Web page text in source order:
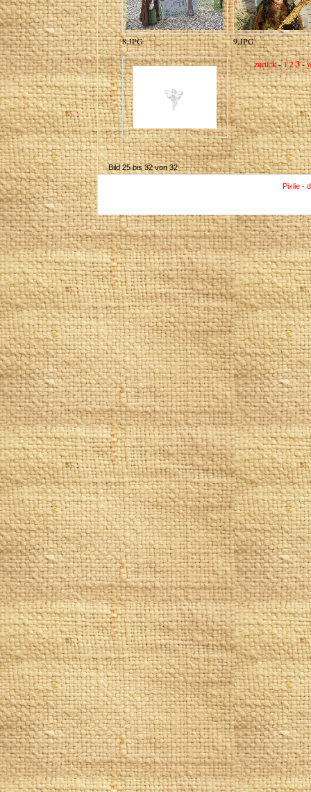
8.JPG 9.JPG
zurück-123-
Bild 25 bis 32 von 32
Pixlie -